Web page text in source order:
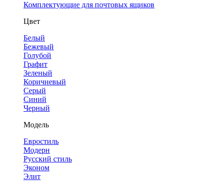
Комплектующие для почтовых ящиков
Цвет
Белый
Бежевый
Голубой
Графит
Зеленый
Коричневый
Серый
Синий
Черный
Модель
Евростиль
Модерн
Русский стиль
Эконом
Элит